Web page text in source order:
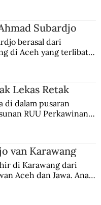
Subardjo
berasal dari
di Aceh yang terlibat
Lekas Retak
di dalam pusaran
RUU Perkawinan.
van Karawang
di Karawang dari
Aceh dan Jawa. Anak